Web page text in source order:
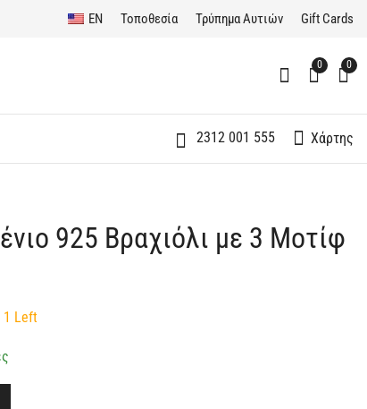
EN Τοποθεσία Τρύπημα Αυτιών Gift Cards
0 0
2312 001 555 Χάρτης
Ασημένιο 925
Γυναικείο
Σετ Κοσμημάτων Ασήμι
925 Βραχιόλι με 3 Μοτίφ
1 Left